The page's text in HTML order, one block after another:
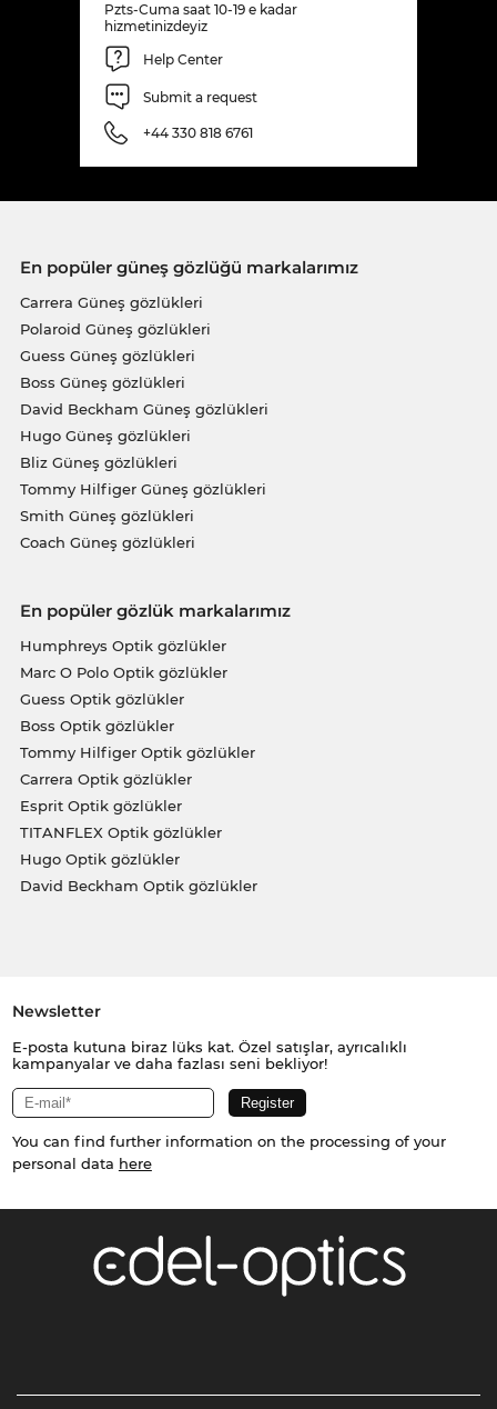
Pzts-Cuma saat 10-19 e kadar
hizmetinizdeyiz
Help Center
Submit a request
+44 330 818 6761
En popüler güneş gözlüğü markalarımız
Carrera Güneş gözlükleri
Polaroid Güneş gözlükleri
Guess Güneş gözlükleri
Boss Güneş gözlükleri
David Beckham Güneş gözlükleri
Hugo Güneş gözlükleri
Bliz Güneş gözlükleri
Tommy Hilfiger Güneş gözlükleri
Smith Güneş gözlükleri
Coach Güneş gözlükleri
En popüler gözlük markalarımız
Humphreys Optik gözlükler
Marc O Polo Optik gözlükler
Guess Optik gözlükler
Boss Optik gözlükler
Tommy Hilfiger Optik gözlükler
Carrera Optik gözlükler
Esprit Optik gözlükler
TITANFLEX Optik gözlükler
Hugo Optik gözlükler
David Beckham Optik gözlükler
Newsletter
E-posta kutuna biraz lüks kat. Özel satışlar, ayrıcalıklı
kampanyalar ve daha fazlası seni bekliyor!
You can find further information on the processing of your
personal data here